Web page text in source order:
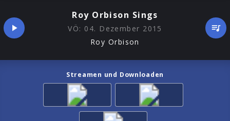
Roy Orbison Sings
VÖ: 04. Dezember 2015
Roy Orbison
Streamen und Downloaden